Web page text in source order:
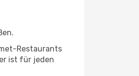
Restaurants
ist für jeden